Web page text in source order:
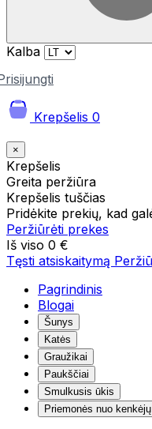
Kalba
Krepšelis 0
×
Krepšelis
Greita peržiūra
Krepšelis tuščias
Pridėkite prekių, kad
Peržiūrėti prekes
Iš viso 0 €
Tęsti atsiskaitymą
Pagrindinis
Blogai
Šunys
Katės
Graužikai
Paukščiai
Smulkusis ūkis
Priemonės nuo kenkėjų